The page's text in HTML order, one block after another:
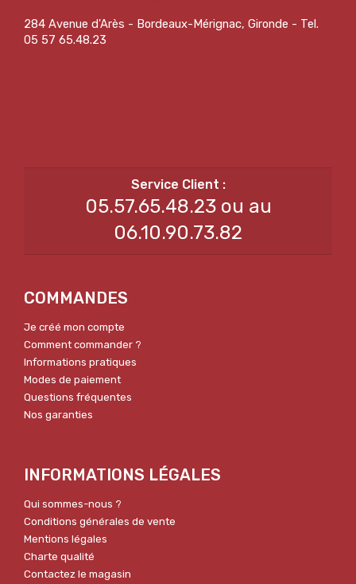
284 Avenue d'Arès - Bordeaux-Mérignac, Gironde - Tel.
05 57 65.48.23
05.57.65.48.23 ou au
06.10.90.73.82
COMMANDES
Je créé mon compte
Comment commander ?
Informations pratiques
Modes de paiement
Questions fréquentes
Nos garanties
INFORMATIONS LÉGALES
Qui sommes-nous ?
Conditions générales de vente
Mentions légales
Charte qualité
Contactez le magasin